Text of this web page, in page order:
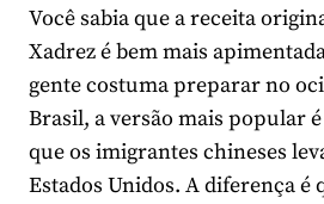
Você sabia que a receita
Xadrez é bem mais
gente costuma preparar no
Brasil, a versão mais popular
que os imigrantes chineses
Estados Unidos. A diferença é